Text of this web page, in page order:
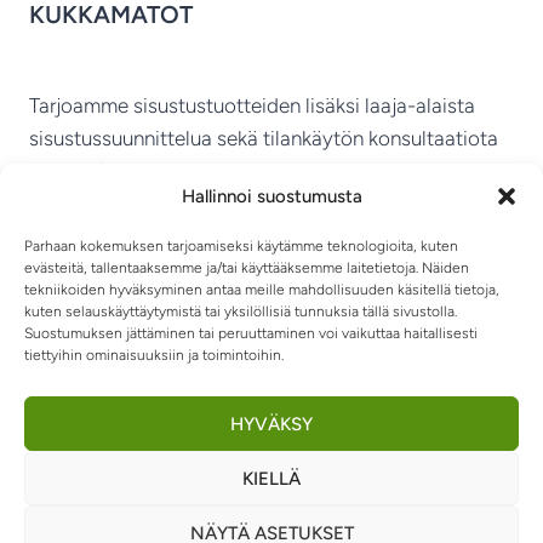
Hallinnoi suostumusta
Parhaan kokemuksen tarjoamiseksi käytämme teknologioita, kuten
evästeitä, tallentaaksemme ja/tai käyttääksemme laitetietoja. Näiden
tekniikoiden hyväksyminen antaa meille mahdollisuuden käsitellä tietoja,
kuten selauskäyttäytymistä tai yksilöllisiä tunnuksia tällä sivustolla.
Suostumuksen jättäminen tai peruuttaminen voi vaikuttaa haitallisesti
tiettyihin ominaisuuksiin ja toimintoihin.
HYVÄKSY
KIELLÄ
NÄYTÄ ASETUKSET
KUKKAMATOT
Tarjoamme sisustustuotteiden lisäksi laaja-alaista
sisustussuunnittelua sekä tilankäytön konsultaatiota
MIKKELIN VITRIINI KY
TIETOSUOJASELOSTE
RIIPPUMATOT JA -TUOLIT